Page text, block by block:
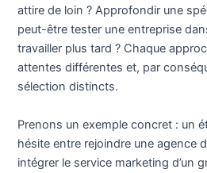
attire de loin ? Approfondir une
peut-être tester une entreprise
travailler plus tard ? Chaque
attentes différentes et, par
sélection distincts.
Prenons un exemple concret : un
hésite entre rejoindre une agence
intégrer le service marketing d’un